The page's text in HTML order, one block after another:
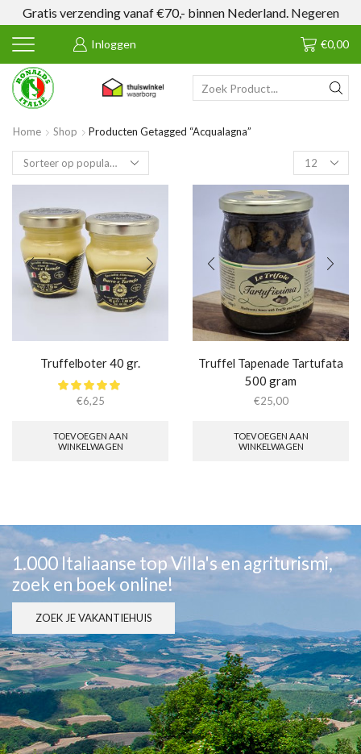
Gratis verzending vanaf €70,- binnen Nederland. Negeren
Inloggen €0,00
SEARCH
Home Shop
Producten Getagged “Acqualagna”
Products
per
page
Truffelboter 40 gr.
€6,25
TOEVOEGEN AAN
WINKELWAGEN
Truffel Tapenade Tartufata
500 gram
€25,00
TOEVOEGEN AAN
WINKELWAGEN
1.000 Italiaanse top Villa's en agriturismi,
zoek en boek online!
ZOEK JE VAKANTIEHUIS